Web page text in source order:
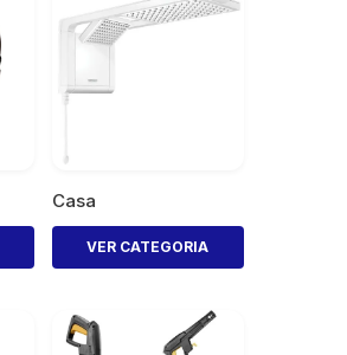
Casa
VER CATEGORIA